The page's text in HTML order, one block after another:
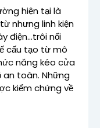
hiện tại là
nhưng linh kiện
điện...trôi nổi
cấu tạo từ mô
năng kéo cửa
an toàn. Những
kiểm chứng về